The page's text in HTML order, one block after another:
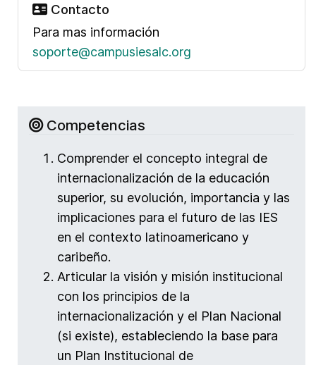
Contacto
Para mas información
soporte@campusiesalc.org
Competencias
Comprender el concepto integral de
internacionalización de la educación
superior, su evolución, importancia y las
implicaciones para el futuro de las IES
en el contexto latinoamericano y
caribeño.
⁠Articular la visión y misión institucional
con los principios de la
internacionalización y el Plan Nacional
(si existe), estableciendo la base para
un Plan Institucional de